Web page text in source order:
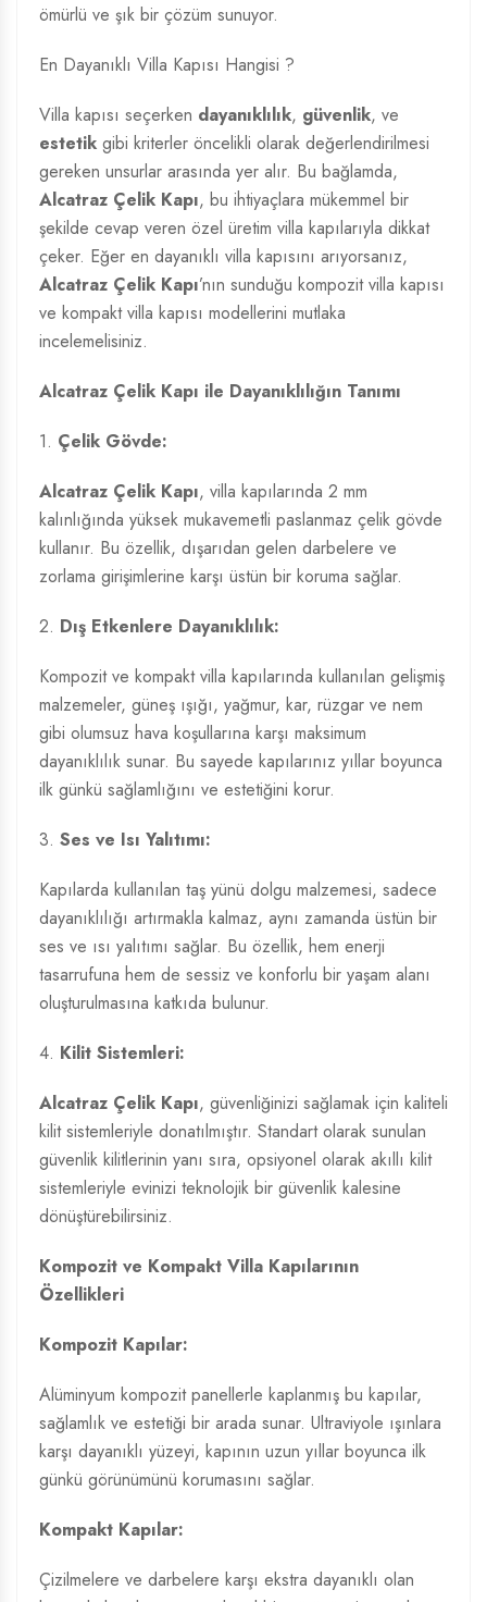
ömürlü ve şık bir çözüm sunuyor.
En Dayanıklı Villa Kapısı Hangisi ?
Villa kapısı seçerken dayanıklılık, güvenlik, ve
estetik gibi kriterler öncelikli olarak değerlendirilmesi
gereken unsurlar arasında yer alır. Bu bağlamda,
Alcatraz Çelik Kapı, bu ihtiyaçlara mükemmel bir
şekilde cevap veren özel üretim villa kapılarıyla dikkat
çeker. Eğer en dayanıklı villa kapısını arıyorsanız,
Alcatraz Çelik Kapı’nın sunduğu kompozit villa kapısı
ve kompakt villa kapısı modellerini mutlaka
incelemelisiniz.
Alcatraz Çelik Kapı ile Dayanıklılığın Tanımı
1. Çelik Gövde:
Alcatraz Çelik Kapı, villa kapılarında 2 mm
kalınlığında yüksek mukavemetli paslanmaz çelik gövde
kullanır. Bu özellik, dışarıdan gelen darbelere ve
zorlama girişimlerine karşı üstün bir koruma sağlar.
2. Dış Etkenlere Dayanıklılık:
Kompozit ve kompakt villa kapılarında kullanılan gelişmiş
malzemeler, güneş ışığı, yağmur, kar, rüzgar ve nem
gibi olumsuz hava koşullarına karşı maksimum
dayanıklılık sunar. Bu sayede kapılarınız yıllar boyunca
ilk günkü sağlamlığını ve estetiğini korur.
3. Ses ve Isı Yalıtımı:
Kapılarda kullanılan taş yünü dolgu malzemesi, sadece
dayanıklılığı artırmakla kalmaz, aynı zamanda üstün bir
ses ve ısı yalıtımı sağlar. Bu özellik, hem enerji
tasarrufuna hem de sessiz ve konforlu bir yaşam alanı
oluşturulmasına katkıda bulunur.
4. Kilit Sistemleri:
Alcatraz Çelik Kapı, güvenliğinizi sağlamak için kaliteli
kilit sistemleriyle donatılmıştır. Standart olarak sunulan
güvenlik kilitlerinin yanı sıra, opsiyonel olarak akıllı kilit
sistemleriyle evinizi teknolojik bir güvenlik kalesine
dönüştürebilirsiniz.
Kompozit ve Kompakt Villa Kapılarının
Özellikleri
Kompozit Kapılar:
Alüminyum kompozit panellerle kaplanmış bu kapılar,
sağlamlık ve estetiği bir arada sunar. Ultraviyole ışınlara
karşı dayanıklı yüzeyi, kapının uzun yıllar boyunca ilk
günkü görünümünü korumasını sağlar.
Kompakt Kapılar:
Çizilmelere ve darbelere karşı ekstra dayanıklı olan